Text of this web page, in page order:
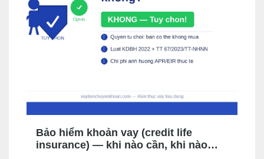
Bảo hiểm khoản vay (credit life
insurance) — khi nào cần, khi nào